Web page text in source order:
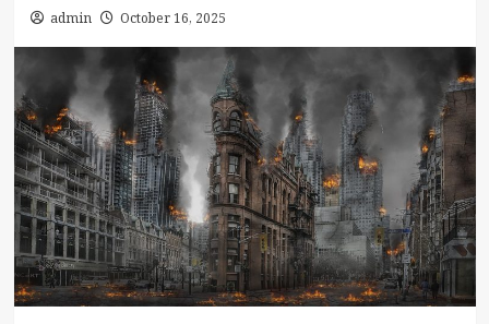
admin October 16, 2025